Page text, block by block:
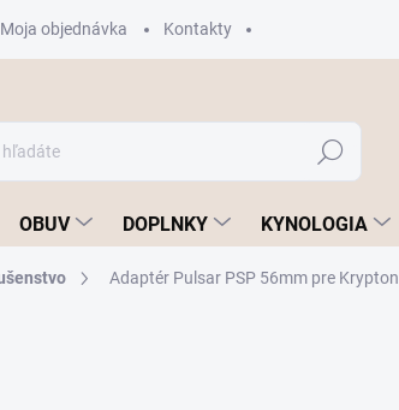
Moja objednávka Kontakty
Hľadať
OBUV DOPLNKY KYNOLOGIA
Adaptér Pulsar PSP 56mm pre Krypton